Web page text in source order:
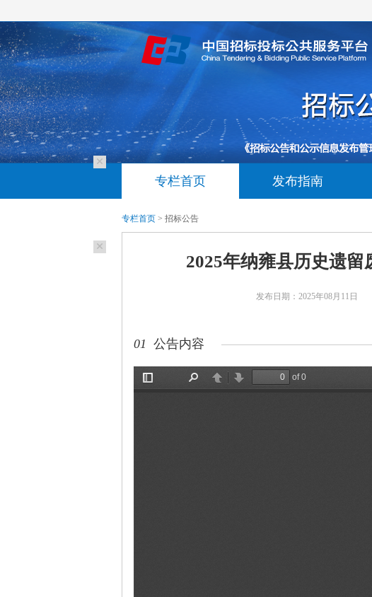
专栏首页 发布指南
专栏首页 > 招标公告
2025年纳雍县历史遗
发布日期：2025年08月11日
01 公告内容